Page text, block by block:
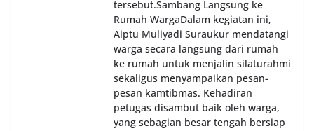
tersebut.‎Sambang Langsung ke
Rumah Warga‎Dalam kegiatan ini,
Aiptu Muliyadi Suraukur mendatangi
warga secara langsung dari rumah
ke rumah untuk menjalin silaturahmi
sekaligus menyampaikan pesan-
pesan kamtibmas. Kehadiran
petugas disambut baik oleh warga,
yang sebagian besar tengah bersiap